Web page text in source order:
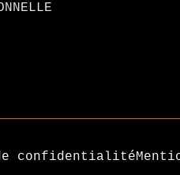
confidentialité